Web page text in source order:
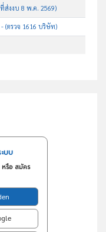
ส่งงบ 8 พ.ค. 2569)
- (ตรวจ 1616 บริษัท)
บบ
หรือ สมัคร